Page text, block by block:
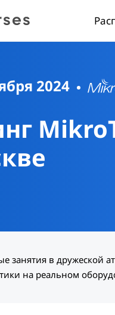
2024
занятия в дружеской
на реальном